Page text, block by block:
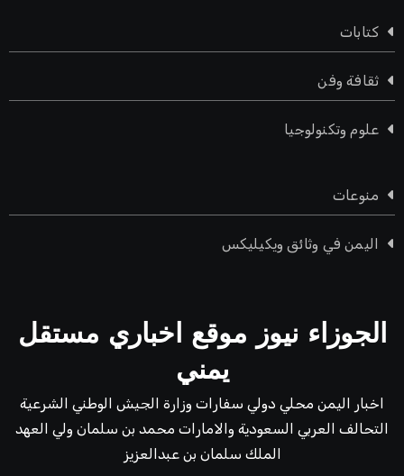
كتابات
ثقافة وفن
علوم وتكنولوجيا
منوعات
اليمن في وثائق ويكيليكس
الجوزاء نيوز موقع اخباري مستقل
يمني
اخبار اليمن محلي دولي سفارات وزارة الجيش الوطني الشرعية
التحالف العربي السعودية والامارات محمد بن سلمان ولي العهد
الملك سلمان بن عبدالعزيز